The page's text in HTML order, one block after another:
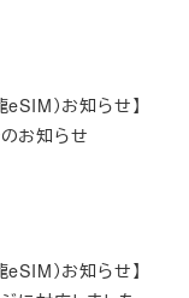
）お知らせ】
お知らせ
）お知らせ】